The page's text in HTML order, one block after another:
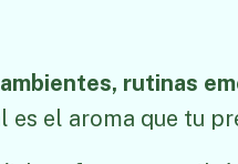
rutinas
el aroma que tu